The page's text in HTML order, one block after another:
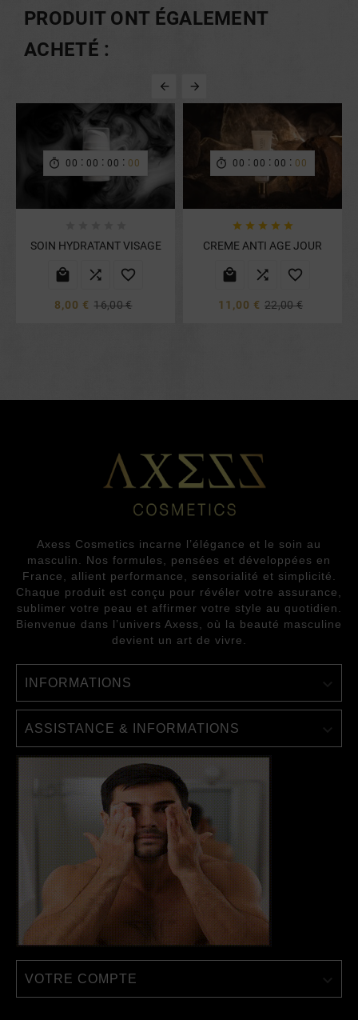
PRODUIT ONT ÉGALEMENT
ACHETÉ :
 
 00 : 00 : 00 : 00
SOIN HYDRATANT VISAGE
  
8,00 € 16,00 €
 00 : 00 : 00 : 00
    
CREME ANTI AGE JOUR
  
11,00 € 22,00 €
Axess Cosmetics incarne l’élégance et le soin au
masculin. Nos formules, pensées et développées en
France, allient performance, sensorialité et simplicité.
Chaque produit est conçu pour révéler votre assurance,
sublimer votre peau et affirmer votre style au quotidien.
Bienvenue dans l’univers Axess, où la beauté masculine
devient un art de vivre.
INFORMATIONS
ASSISTANCE & INFORMATIONS
VOTRE COMPTE